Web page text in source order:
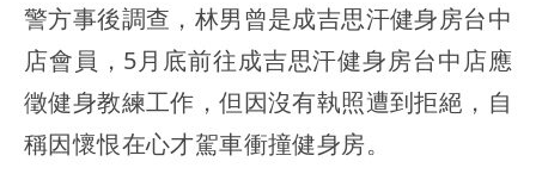
警方事後調查，林男曾是成吉思汗健身房台中
店會員，5月底前往成吉思汗健身房台中店應
徵健身教練工作，但因沒有執照遭到拒絕，自
稱因懷恨在心才駕車衝撞健身房。